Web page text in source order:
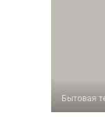
Бытовая